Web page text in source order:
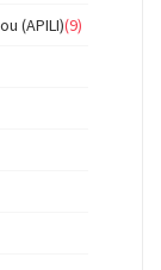
(APILI)(9)